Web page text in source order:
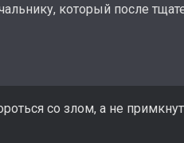
который после
со злом, а не